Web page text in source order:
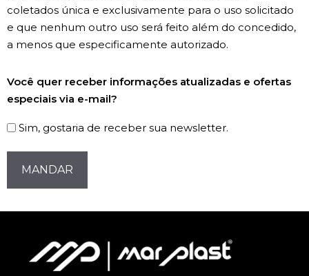
coletados única e exclusivamente para o uso solicitado
e que nenhum outro uso será feito além do concedido,
a menos que especificamente autorizado.
de
Newsletter
Você quer receber informações atualizadas e ofertas
especiais via e-mail?
Sim, gostaria de receber sua newsletter.
CAPTCHA